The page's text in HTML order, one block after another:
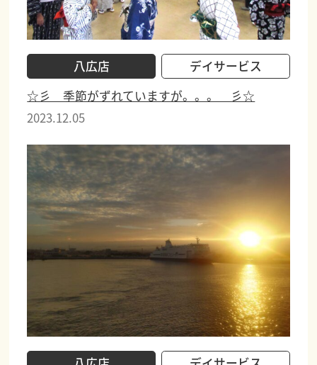
八広店
デイサービス
☆彡 季節がずれていますが。。。 彡☆
2023.12.05